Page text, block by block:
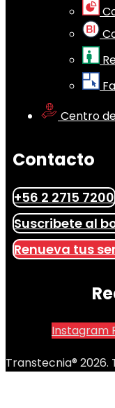
Centro
Contacto
+56 2 2715 7200
Suscribete al
Renueva tus
Instagram
Transtecnia® 2026.